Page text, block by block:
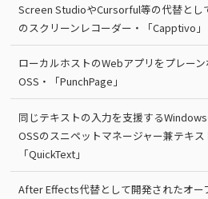
Screen StudioやCursorful等の代替とし
のスクリーンレコーダー・「Capptivo」
ローカルホストのWebアプリをプレー
OSS・「PunchPage」
同じテキストの入力を支援する
OSSのスニペットマネージャー兼テキス
「QuickText」
After Effects代替として開発されたオー